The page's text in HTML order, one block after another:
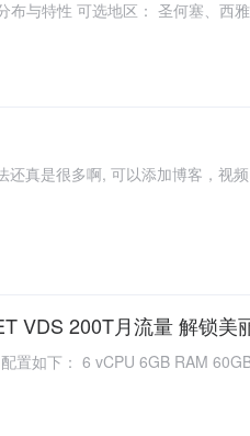
布与特性 可选地区： 圣何塞、西
真是很多啊, 可以添加博客，视频
VDS 200T月流量 解锁美
置如下： 6 vCPU 6GB RAM